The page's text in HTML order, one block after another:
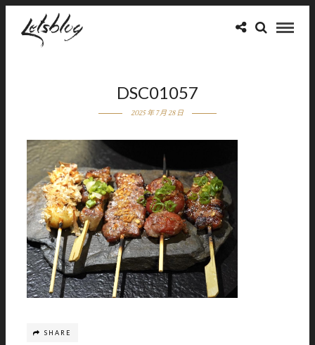
DSC01057
2025 年 7 月 28 日
SHARE